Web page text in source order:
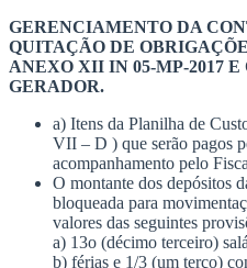
GERENCIAMENTO DA
QUITAÇÃO DE
ANEXO XII IN 05-MP-2017
GERADOR.
a) Itens da Planilha de
VII – D ) que serão pagos
acompanhamento pelo
O montante dos depósitos
bloqueada para
valores das seguintes
a) 13o (décimo terceiro)
b) férias e 1/3 (um terço)